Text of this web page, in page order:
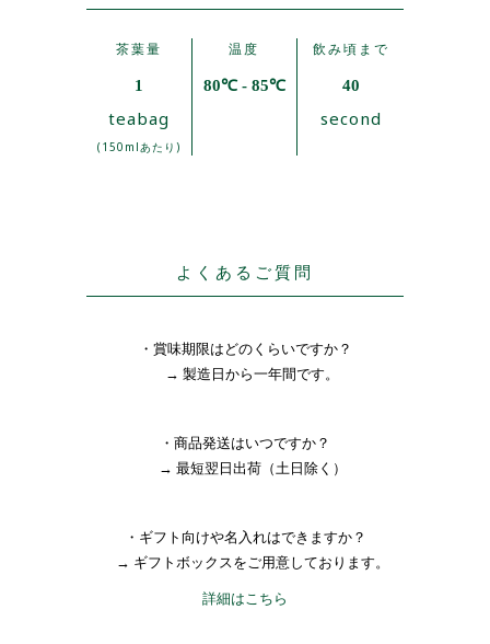
茶葉量
1
teabag
(150mlあたり)
温度
80℃ - 85℃
飲み頃まで
40
second
よくあるご質問
・賞味期限はどのくらいですか？
→ 製造日から一年間です。
・商品発送はいつですか？
→ 最短翌日出荷（土日除く）
・ギフト向けや名入れはできますか？
→ ギフトボックスをご用意しております。
詳細はこちら